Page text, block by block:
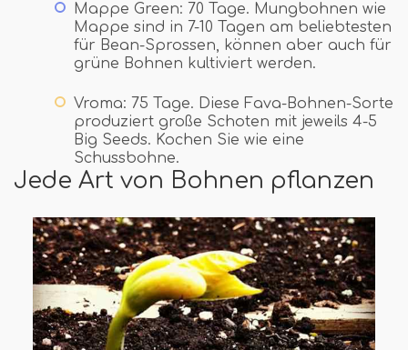
Mappe Green: 70 Tage. Mungbohnen wie
Mappe sind in 7-10 Tagen am beliebtesten
für Bean-Sprossen, können aber auch für
grüne Bohnen kultiviert werden.
Vroma: 75 Tage. Diese Fava-Bohnen-Sorte
produziert große Schoten mit jeweils 4-5
Big Seeds. Kochen Sie wie eine
Schussbohne.
Jede Art von Bohnen pflanzen